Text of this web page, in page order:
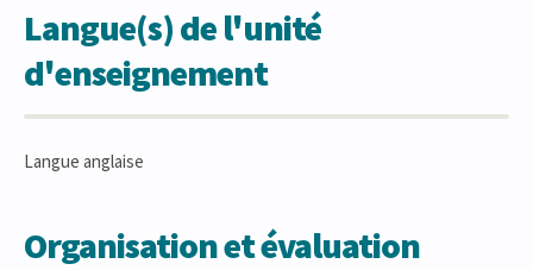
Langue(s) de l'unité
d'enseignement
Langue anglaise
Organisation et évaluation